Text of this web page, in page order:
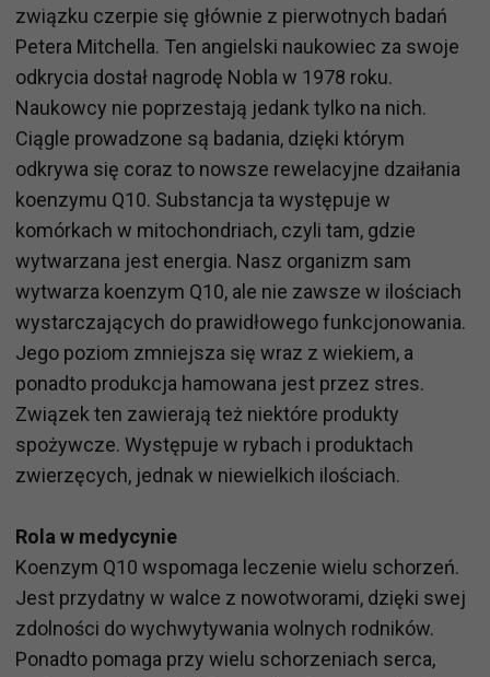
związku czerpie się głównie z pierwotnych badań
Petera Mitchella. Ten angielski naukowiec za swoje
odkrycia dostał nagrodę Nobla w 1978 roku.
Naukowcy nie poprzestają jedank tylko na nich.
Ciągle prowadzone są badania, dzięki którym
odkrywa się coraz to nowsze rewelacyjne dzaiłania
koenzymu Q10. Substancja ta występuje w
komórkach w mitochondriach, czyli tam, gdzie
wytwarzana jest energia. Nasz organizm sam
wytwarza koenzym Q10, ale nie zawsze w ilościach
wystarczających do prawidłowego funkcjonowania.
Jego poziom zmniejsza się wraz z wiekiem, a
ponadto produkcja hamowana jest przez stres.
Związek ten zawierają też niektóre produkty
spożywcze. Występuje w rybach i produktach
zwierzęcych, jednak w niewielkich ilościach.
Rola w medycynie
Koenzym Q10 wspomaga leczenie wielu schorzeń.
Jest przydatny w walce z nowotworami, dzięki swej
zdolności do wychwytywania wolnych rodników.
Ponadto pomaga przy wielu schorzeniach serca,